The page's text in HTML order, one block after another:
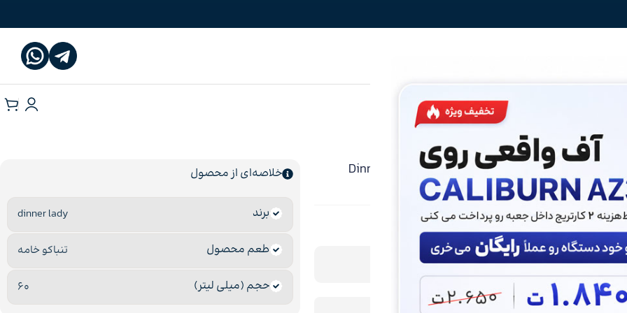
خلاصه‌ای از محصول
برند dinner lady
طعم محصول تنباکو خامه
حجم (میلی لیتر) 60
جویس تنباکو خامه دینرلیدی Dinner Lady Smooth
Tobacco
بروزرسانی قیمت 17 مرداد فعلا بدون کامنت
قیمت محصول:
🛒 از این میخوام